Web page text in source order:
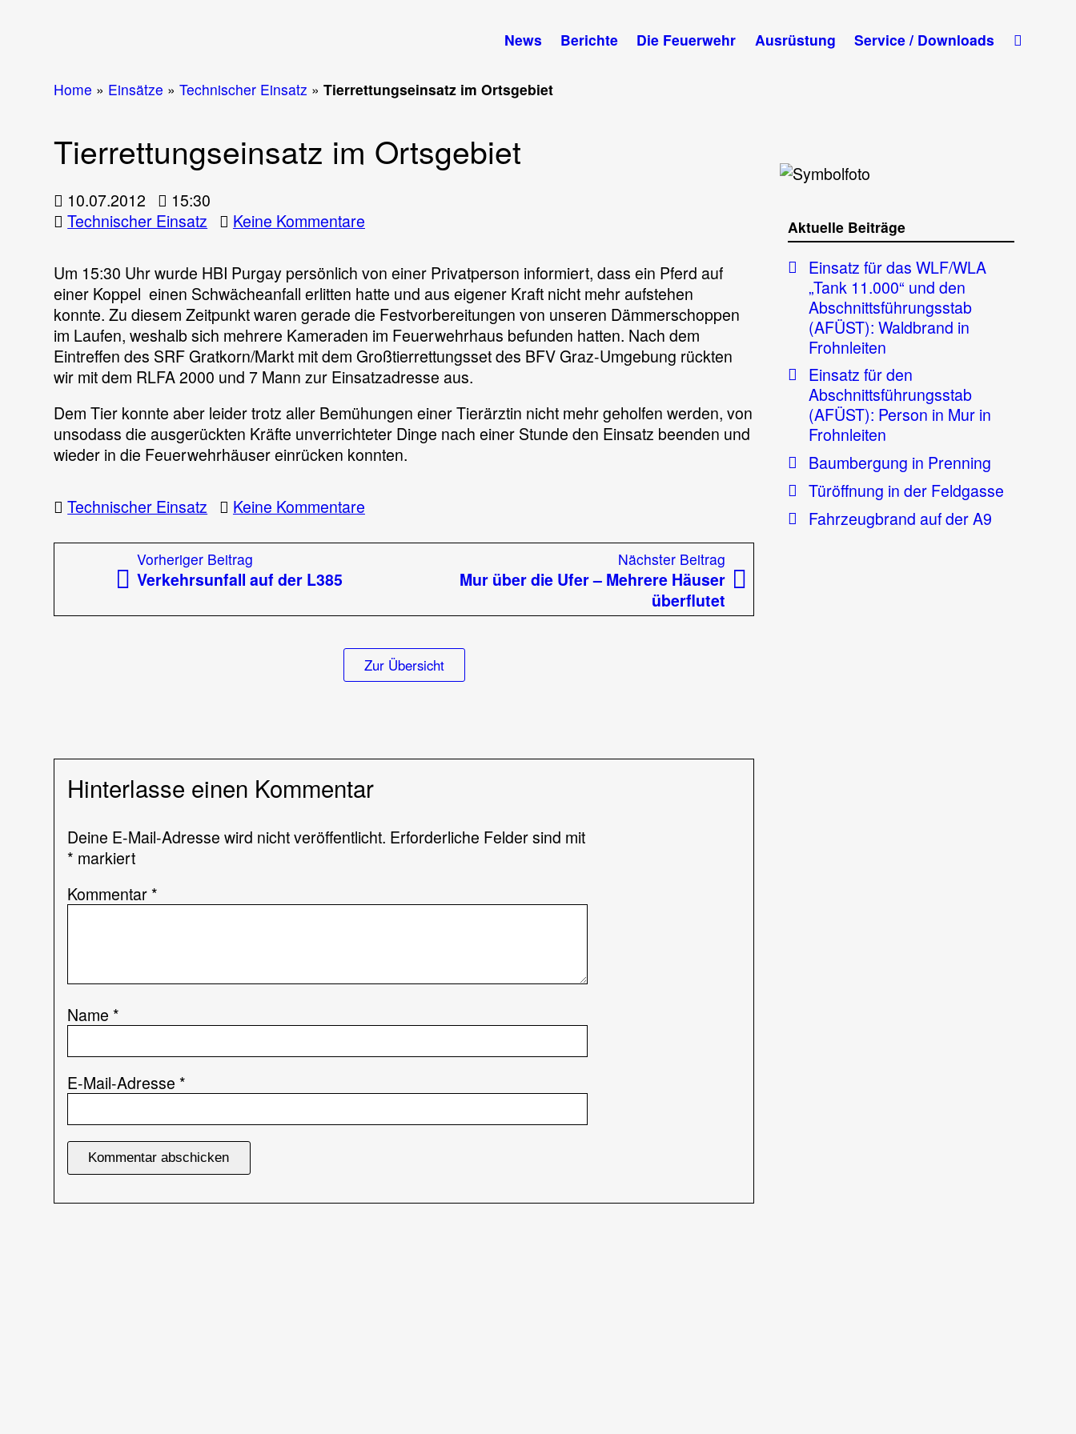
News Berichte Die Feuerwehr Ausrüstung Service / Downloads
Home » Einsätze »Technischer Einsatz »Tierrettungseinsatz im Ortsgebiet
Tierrettungseinsatz im Ortsgebiet
10.07.2012
15:30
Technischer Einsatz
Keine Kommentarezu
Ortsgebiet
Um 15:30 Uhr wurde HBI Purgay persönlich von einer Privatperson informiert, dass ein Pferd auf
einer Koppel einen Schwächeanfall erlitten hatte und aus eigener Kraft nicht mehr aufstehen
konnte. Zu diesem Zeitpunkt waren gerade die Festvorbereitungen von unseren Dämmerschoppen
im Laufen, weshalb sich mehrere Kameraden im Feuerwehrhaus befunden hatten. Nach dem
Eintreffen des SRF Gratkorn/Markt mit dem Großtierrettungsset des BFV Graz-Umgebung rückten
wir mit dem RLFA 2000 und 7 Mann zur Einsatzadresse aus.
Dem Tier konnte aber leider trotz aller Bemühungen einer Tierärztin nicht mehr geholfen werden, von
unsodass die ausgerückten Kräfte unverrichteter Dinge nach einer Stunde den Einsatz beenden und
wieder in die Feuerwehrhäuser einrücken konnten.
Technischer Einsatz Keine Kommentarezu
im
Beitragsnavigation
Vorheriger BeitragVorheriger
Beitrag:
Verkehrsunfall auf der L385
Nächster Beitrag
Beitrag:
Mur über die Ufer – Mehrere Häuser
überflutet
Zur Übersicht
Hinterlasse einen Kommentar
Deine E-Mail-Adresse wird nicht veröffentlicht. Erforderliche Felder sind mit
* markiert
Kommentar *
Name *
E-Mail-Adresse *
Aktuelle Beiträge
Einsatz für das WLF/WLA
„Tank 11.000“ und den
Abschnittsführungsstab
(AFÜST): Waldbrand in
Frohnleiten
Einsatz für den
Abschnittsführungsstab
(AFÜST): Person in Mur in
Frohnleiten
Baumbergung in Prenning
Türöffnung in der Feldgasse
Fahrzeugbrand auf der A9